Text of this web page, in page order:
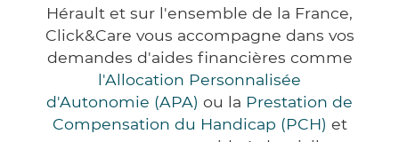
Hérault et sur l'ensemble de la France,
Click&Care vous accompagne dans vos
demandes d'aides financières comme
l'Allocation Personnalisée
d'Autonomie (APA) ou la Prestation de
Compensation du Handicap (PCH) et